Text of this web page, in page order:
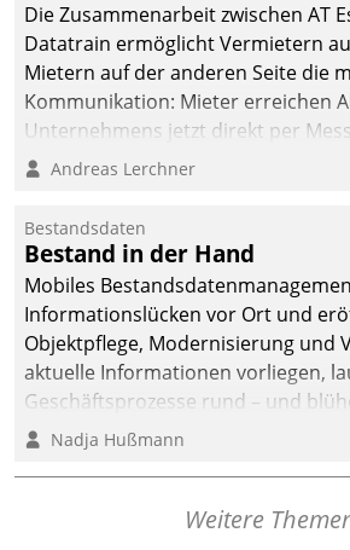
Die Zusammenarbeit zwischen AT
Datatrain ermöglicht Vermietern
Mietern auf der anderen Seite die
Kommunikation: Mieter erreichen
Unternehmens jetzt direkt per
Mitarbeiter oder Dienstleister
Andreas Lerchner
Bestandsdaten
Bestand in der Hand
Mobiles
Informationslücken vor Ort und
Objektpflege, Modernisierung und
aktuelle Informationen vorliegen,
Geschäftsprozesse rund – und
Nadja Hußmann
Weitere